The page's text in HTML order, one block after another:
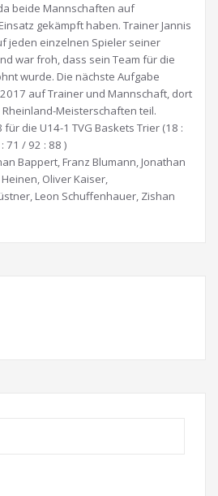
beide Mannschaften auf
gekämpft haben. Trainer Jannis
jeden einzelnen Spieler seiner
war froh, dass sein Team für die
wurde. Die nächste Aufgabe
auf Trainer und Mannschaft, dort
Meisterschaften teil.
die U14-1 TVG Baskets Trier (18 :
71 / 92 : 88 )
Bappert, Franz Blumann, Jonathan
Oliver Kaiser,
Leon Schuffenhauer, Zishan